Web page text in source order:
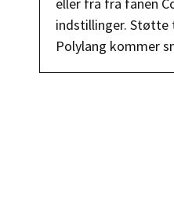
indstillinger. Støtte
Polylang kommer